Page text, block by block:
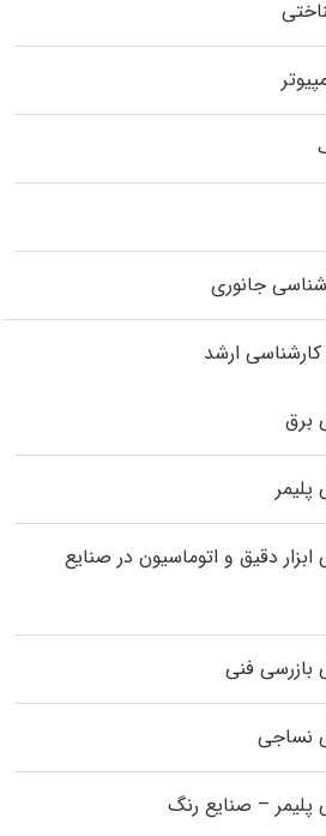
جانوری
ارشد
برق
دقیق و اتوماسیون در صنایع
بازرسی فنی
نساجی
– صنایع رنگ